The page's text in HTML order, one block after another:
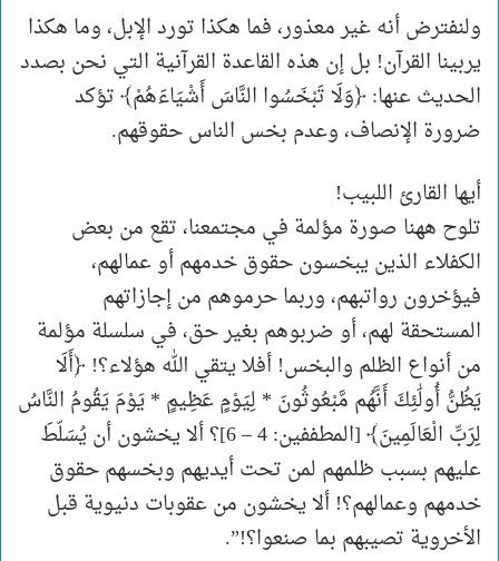
ولنفترض أنه غير معذور، فما هكذا تورد الإبل، وما هكذا
يربينا القرآن! بل إن هذه القاعدة القرآنية التي نحن بصدد
الحديث عنها: ﴿وَلَا تَبْخَسُوا النَّاسَ أَشْيَاءَهُمْ﴾ تؤكد
ضرورة الإنصاف، وعدم بخس الناس حقوقهم.
أيها القارئ اللبيب!
تلوح ههنا صورة مؤلمة في مجتمعنا، تقع من بعض
الكفلاء الذين يبخسون حقوق خدمهم أو عمالهم،
فيؤخرون رواتبهم، وربما حرموهم من إجازاتهم
المستحقة لهم، أو ضربوهم بغير حق، في سلسلة مؤلمة
من أنواع الظلم والبخس! أفلا يتقي الله هؤلاء؟! ﴿أَلَا
يَظُنُّ أُولَٰئِكَ أَنَّهُم مَّبْعُوثُونَ * لِيَوْمٍ عَظِيمٍ * يَوْمَ يَقُومُ النَّاسُ
لِرَبِّ الْعَالَمِينَ﴾ [المطففين: 4 – 6]؟ ألا يخشون أن يُسَلّطَ
عليهم بسبب ظلمهم لمن تحت أيديهم وبخسهم حقوق
خدمهم وعمالهم؟! ألا يخشون من عقوبات دنيوية قبل
الأخروية تصيبهم بما صنعوا؟!”.